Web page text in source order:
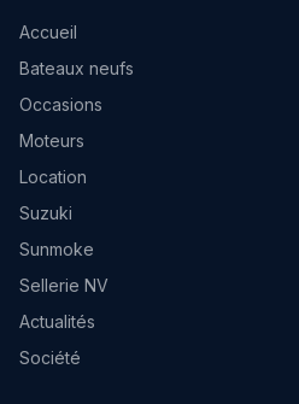
Accueil
Bateaux neufs
Occasions
Moteurs
Location
Suzuki
Sunmoke
Sellerie NV
Actualités
Société